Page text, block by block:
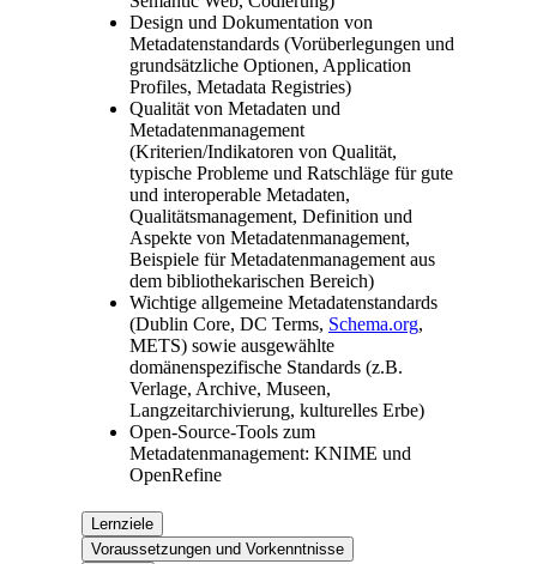
Design und Dokumentation von
Metadatenstandards (Vorüberlegungen und
grundsätzliche Optionen, Application
Profiles, Metadata Registries)
Qualität von Metadaten und
Metadatenmanagement
(Kriterien/Indikatoren von Qualität,
typische Probleme und Ratschläge für gute
und interoperable Metadaten,
Qualitätsmanagement, Definition und
Aspekte von Metadatenmanagement,
Beispiele für Metadatenmanagement aus
dem bibliothekarischen Bereich)
Wichtige allgemeine Metadatenstandards
(Dublin Core, DC Terms, Schema.org,
METS) sowie ausgewählte
domänenspezifische Standards (z.B.
Verlage, Archive, Museen,
Langzeitarchivierung, kulturelles Erbe)
Open-Source-Tools zum
Metadatenmanagement: KNIME und
OpenRefine
Lernziele
Voraussetzungen und Vorkenntnisse